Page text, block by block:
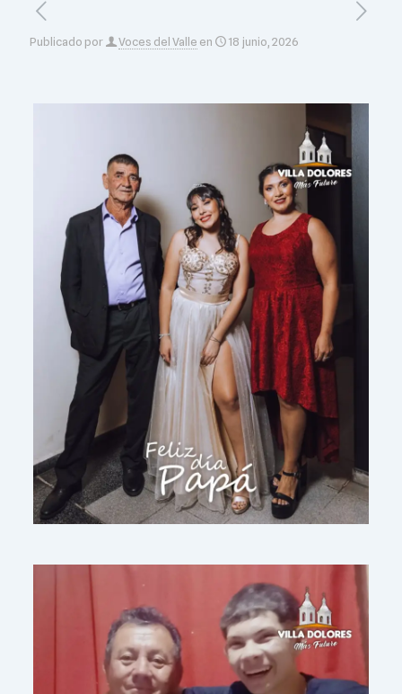
Publicado por Voces del Valle en 18 junio, 2026